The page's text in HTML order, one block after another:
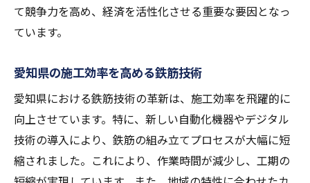
て競争力を高め、経済を活性化させる重要な要因となっ
ています。
愛知県の施工効率を高める鉄筋技術
愛知県における鉄筋技術の革新は、施工効率を飛躍的に
向上させています。特に、新しい自動化機器やデジタル
技術の導入により、鉄筋の組み立てプロセスが大幅に短
縮されました。これにより、作業時間が減少し、工期の